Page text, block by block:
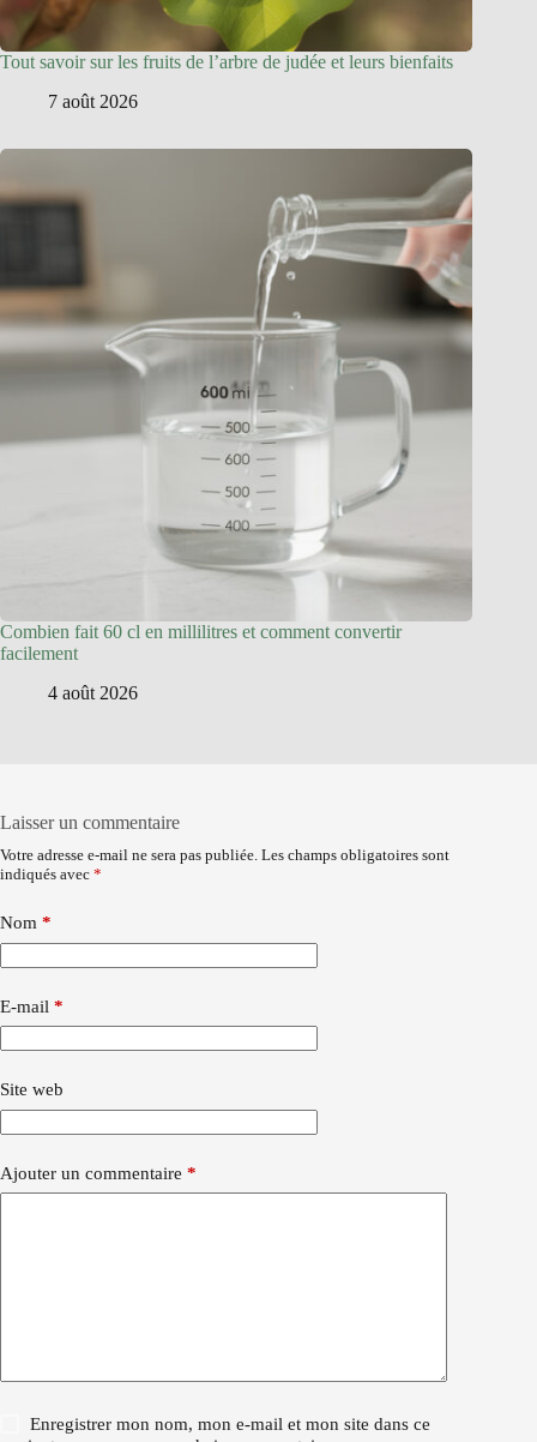
Tout savoir sur les fruits de l’arbre de judée et leurs bienfaits
7 août 2026
Combien fait 60 cl en millilitres et comment convertir
facilement
4 août 2026
Laisser un commentaire
Votre adresse e-mail ne sera pas publiée. Les champs obligatoires sont
indiqués avec *
Nom *
E-mail *
Site web
Ajouter un commentaire *
Enregistrer mon nom, mon e-mail et mon site dans ce